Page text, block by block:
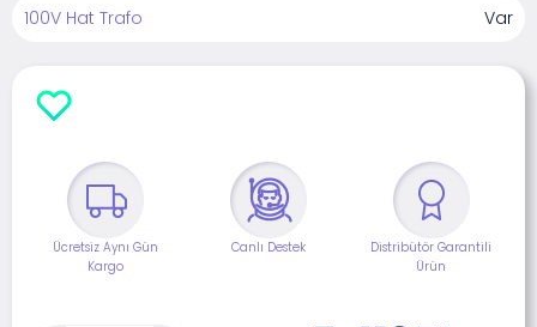
100V Hat Trafo
Var
Ücretsiz Aynı Gün
Kargo
Canlı Destek
Distribütör Garantili
Ürün